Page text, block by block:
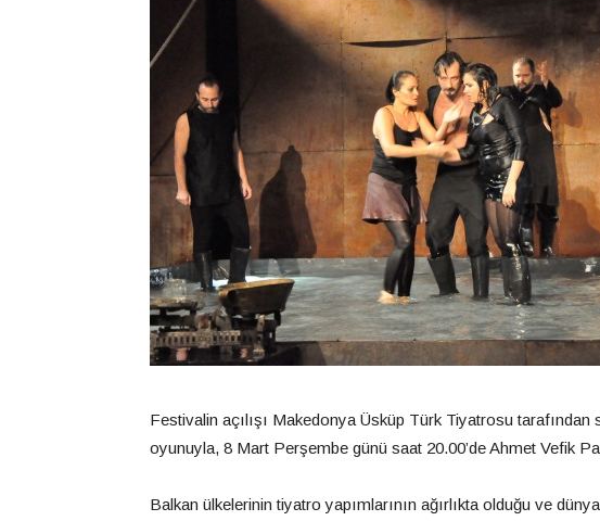
Festivalin açılışı Makedonya Üsküp Türk Tiyatrosu tarafından
oyunuyla, 8 Mart Perşembe günü saat 20.00’de Ahmet Vefik
Balkan ülkelerinin tiyatro yapımlarının ağırlıkta olduğu ve